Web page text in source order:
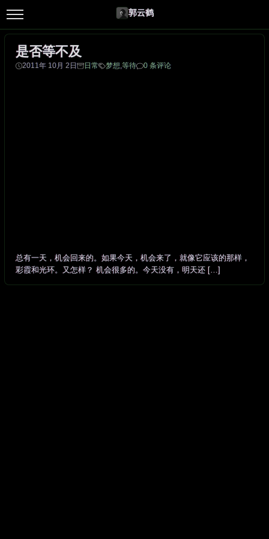
郭云鹤
是否等不及
2011年 10月 2日 日常 梦想,等待 0 条评论
总有一天，机会回来的。如果今天，机会来了，就像它应该的那样，
彩霞和光环。又怎样？ 机会很多的。今天没有，明天还 […]